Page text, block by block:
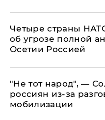
Четыре страны
об угрозе полной
Осетии Россией
​"Не тот народ", —
россиян из-за
мобилизации